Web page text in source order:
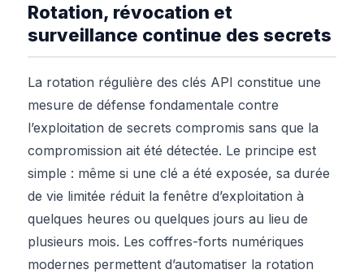
Rotation, révocation et
surveillance continue des secrets
La rotation régulière des clés API constitue une
mesure de défense fondamentale contre
l’exploitation de secrets compromis sans que la
compromission ait été détectée. Le principe est
simple : même si une clé a été exposée, sa durée
de vie limitée réduit la fenêtre d’exploitation à
quelques heures ou quelques jours au lieu de
plusieurs mois. Les coffres-forts numériques
modernes permettent d’automatiser la rotation